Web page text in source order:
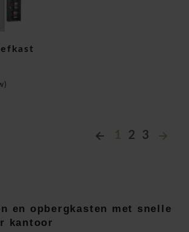
1 2 3
en opbergkasten met snelle
kantoor